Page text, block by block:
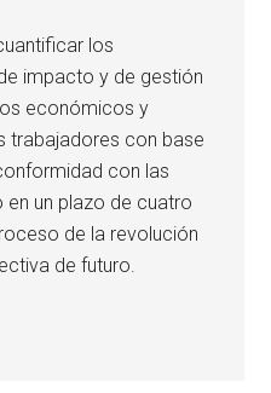
los
impacto y de gestión
económicos y
trabajadores con base
con las
un plazo de cuatro
de la revolución
de futuro.